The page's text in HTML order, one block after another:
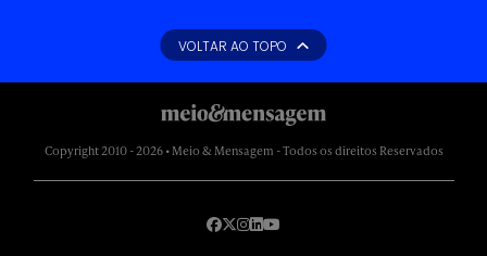
VOLTAR AO TOPO
Copyright 2010 - 2026 • Meio & Mensagem - Todos os direitos Reservados